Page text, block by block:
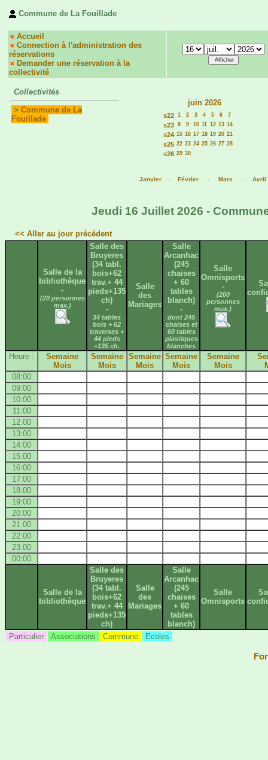
Commune de La Fouillade
Accueil
Connection à l'administration des
réservations
Demander une réservation à la
collectivité
Collectivités
> Commune de La
Fouillade
juin 2026
s22 1 2 3 4 5 6 7
s23 8 9 10 11 12 13 14
s24 15 16 17 18 19 20 21
s25 22 23 24 25 26 27 28
s26 29 30
Janvier - Février - Mars - Avril
Jeudi 16 Juillet 2026 -
<< Aller au jour précédent
Salle de la
bibliothèque
-
(20 personnes
max.)
Salle des
Bruyeres
(34 tabl.
bois+62
trav.+ 44
pieds+135
ch)
-
34 tables
bois + 62
traverses +
44 pieds
+135 ch.
Salle
des
Mariages
Salle
Arcanhac
(245
chaises
+ 60
tables
blanch)
-
dont 245
chaises et
60 tables
plastiques
blanches
Salle
Omnisports
-
(200
personnes
max.)
Heure :
Semaine
Mois
Semaine
Mois
Semaine
Mois
Semaine
Mois
Semaine
Mois
08:00
09:00
10:00
11:00
12:00
13:00
14:00
15:00
16:00
17:00
18:00
19:00
20:00
21:00
22:00
23:00
00:00
Salle de la
bibliothèque
Salle des
Bruyeres
(34 tabl.
bois+62
trav.+ 44
pieds+135
ch)
Salle
des
Mariages
Salle
Arcanhac
(245
chaises
+ 60
tables
blanch)
Salle
Omnisports
Particulier Associations Commune Ecoles